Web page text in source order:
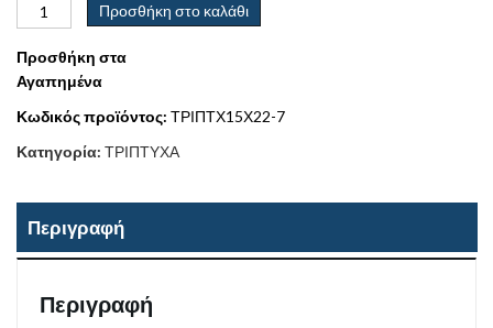
Προσθήκη στο καλάθι
Προσθήκη στα
Αγαπημένα
Κωδικός προϊόντος: ΤΡΙΠΤΧ15Χ22-7
Κατηγορία: ΤΡΙΠΤΥΧΑ
Περιγραφή
Περιγραφή